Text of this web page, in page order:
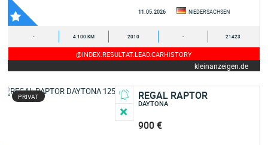
11.05.2026 NIEDERSACHSEN
- 4.100 KM 2010 - 21423
@INDEX.RESULTAT.LEAD.CARHISTORY
kleinanzeigen.de
PRIVAT REGAL RAPTOR
DAYTONA
900 €